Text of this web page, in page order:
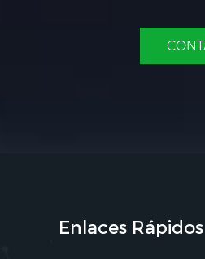
Enlaces Rápidos